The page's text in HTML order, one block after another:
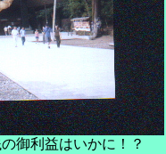
御利益はいかに！？